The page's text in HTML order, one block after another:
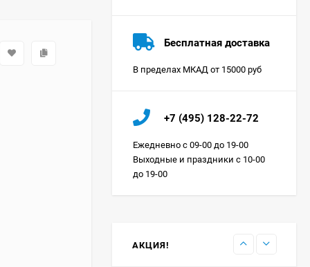
Бесплатная доставка
В пределах МКАД от 15000 руб
+7 (495) 128-22-72
Ежедневно с 09-00 до 19-00
Выходные и праздники с 10-00
до 19-00
АКЦИЯ!
Цена по
ORGS2DBHFSS
запросу